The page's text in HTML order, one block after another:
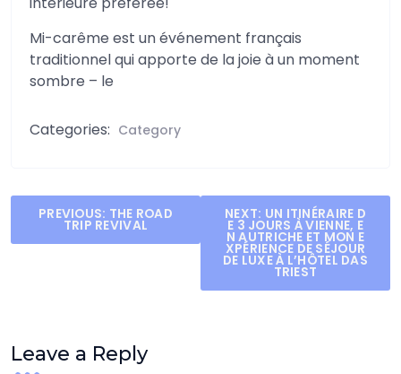
Mi-carême est un événement français
traditionnel qui apporte de la joie à un moment
sombre – le
Categories: Category
Post
navigation
PREVIOUS: THE ROAD
TRIP REVIVAL
NEXT: UN ITINÉRAIRE D
E 3 JOURS À VIENNE, E
N AUTRICHE ET MON E
XPÉRIENCE DE SÉJOUR
DE LUXE À L’HÔTEL DAS
TRIEST
Leave a Reply